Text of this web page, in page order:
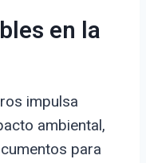
en la
impulsa
ambiental,
para